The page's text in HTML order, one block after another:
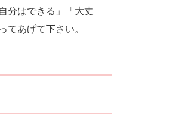
分はできる」「大丈
てあげて下さい。